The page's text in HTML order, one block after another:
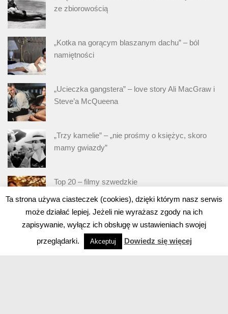
ze zbiorowością
„Kotka na gorącym blaszanym dachu” – ból
namiętności
„Ucieczka gangstera” – love story Ali MacGraw i
Steve’a McQueena
„Trzy kamelie” – „nie prośmy o księżyc, skoro
mamy gwiazdy”
Top 20 – filmy szwedzkie
Ta strona używa ciasteczek (cookies), dzięki którym nasz serwis
może działać lepiej. Jeżeli nie wyrażasz zgody na ich
zapisywanie, wyłącz ich obsługę w ustawieniach swojej
przeglądarki.
Akceptuj Dowiedz się więcej